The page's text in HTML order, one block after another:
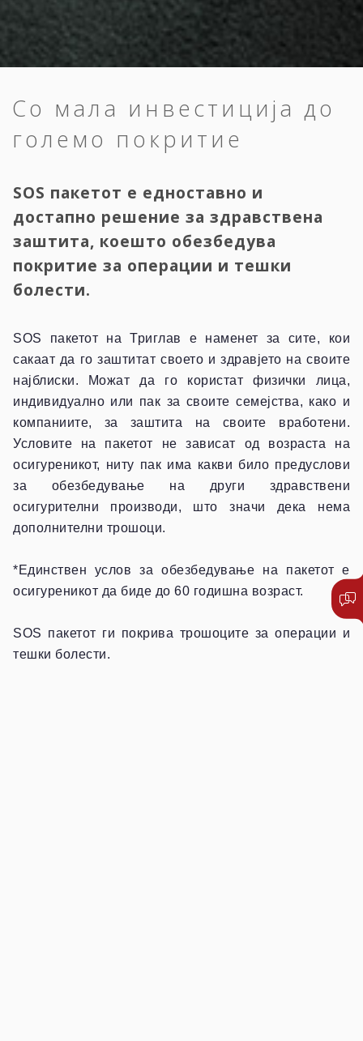
Со мала инвестиција до
големо покритие
SOS пакетот е едноставно и
достапно решение за здравствена
заштита, коешто обезбедува
покритие за операции и тешки
болести.
SOS пакетот на Триглав е наменет за сите, кои
сакаат да го заштитат своето и здравјето на своите
најблиски. Можат да го користат физички лица,
индивидуално или пак за своите семејства, како и
компаниите, за заштита на своите вработени.
Условите на пакетот не зависат од возраста на
осигуреникот, ниту пак има какви било предуслови
за обезбедување на други здравствени
осигурителни производи, што значи дека нема
дополнителни трошоци.
*Единствен услов за обезбедување на пакетот е
осигуреникот да биде до 60 годишна возраст.
SOS пакетот ги покрива трошоците за операции и
тешки болести.